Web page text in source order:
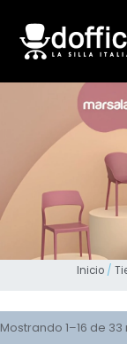
Inicio/
Mostrando 1–16 de